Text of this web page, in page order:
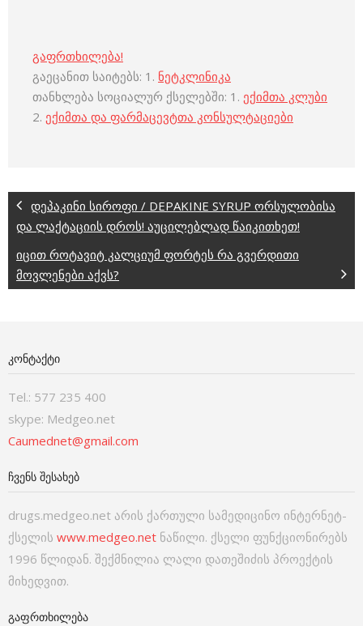
გაფრთხილება!
გაეცანით საიტებს: 1. ნეტკლინიკა
თანხლება სოციალურ ქსელებში: 1. ექიმთა კლუბი
2. ექიმთა და ფარმაცევტთა კონსულტაციები
დეპაკინი სიროფი / DEPAKINE SYRUP ორსულობისა
და ლაქტაციის დროს! აუცილებლად წაიკითხეთ!
იცით როტავიტ კალციუმ ფორტეს რა გვერდითი
მოვლენები აქვს?
ᲙᲝᲜᲢᲐᲥᲢᲘ
Tel.: 577 235 400
skype: Medgeo.net
Caumednet@gmail.com
ᲩᲕᲔᲜᲡ ᲨᲔᲡᲐᲮᲔᲑ
drugs.medgeo.net არის ქართული სამედიცინო ინტერნეტ-
ქსელის www.medgeo.net ნაწილი. ქსელი ფუნქციონირებს
1996 წლიდან. შექმნილია ლალი დათეშიძის პროექტის
მიხედვით.
ᲒᲐᲤᲠᲗᲮᲘᲚᲔᲑᲐ